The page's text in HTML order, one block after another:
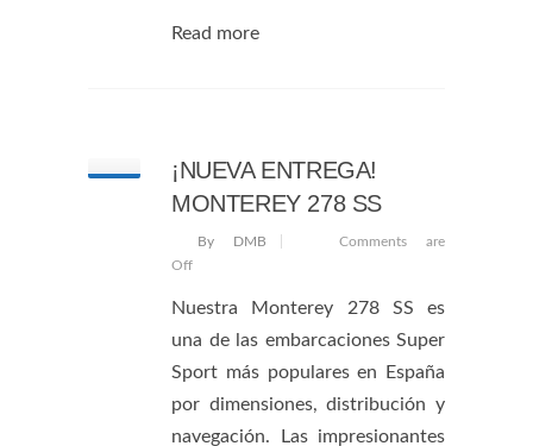
Read more
¡NUEVA ENTREGA!
MONTEREY 278 SS
By DMB
Comments are
Off
Nuestra Monterey 278 SS es
una de las embarcaciones Super
Sport más populares en España
por dimensiones, distribución y
navegación. Las impresionantes